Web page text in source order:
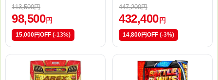
113,500円
98,500 円
15,000円OFF (-13%)
447,200円
432,400 円
14,800円OFF (-3%)